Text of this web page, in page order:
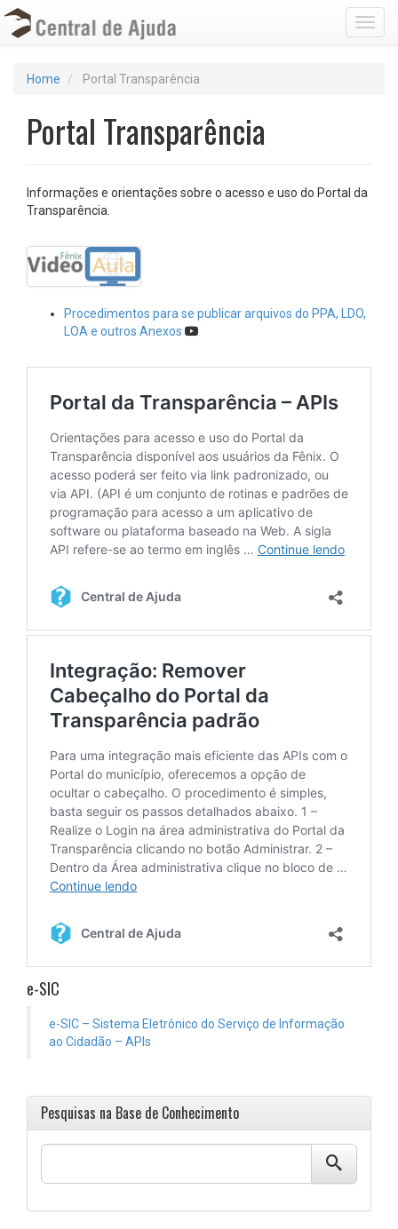
Home Portal Transparência
Portal Transparência
Informações e orientações sobre o acesso e uso do Portal da
Transparência.
Procedimentos para se publicar arquivos do PPA, LDO,
LOA e outros Anexos
e-SIC
e-SIC – Sistema Eletrônico do Serviço de Informação
ao Cidadão – APIs
Pesquisas na Base de Conhecimento